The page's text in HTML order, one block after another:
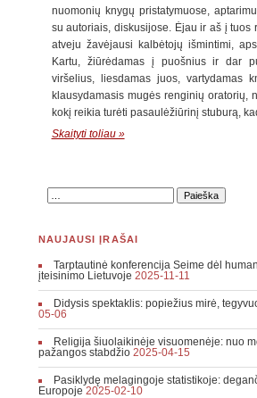
nuomonių knygų pristatymuose,
su autoriais, diskusijose. Ėjau ir aš į tuos
atveju žavėjausi kalbėtojų išmintimi,
Kartu, žiūrėdamas į puošnius ir dar
viršelius, liesdamas juos, vartydamas
klausydamasis mugės renginių oratorių,
kokį reikia turėti pasaulėžiūrinį stuburą,
Skaityti toliau »
NAUJAUSI ĮRAŠAI
Tarptautinė konferencija Seime dėl
įteisinimo Lietuvoje 2025-11-11
Didysis spektaklis: popiežius mirė,
05-06
Religija šiuolaikinėje visuomenėje: nuo
pažangos stabdžio 2025-04-15
Pasiklydę melagingoje statistikoje:
Europoje 2025-02-10